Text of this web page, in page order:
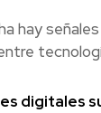
hay
digitales